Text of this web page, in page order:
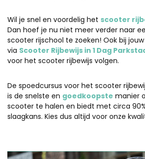
Wil je snel en voordelig het scooter
Dan hoef je nu niet meer verder naar
scooter rijschool te zoeken! Ook bij
via Scooter Rijbewijs in 1 Dag
voor het scooter rijbewijs volgen.
De spoedcursus voor het scooter
is de snelste en goedkoopste manier
scooter te halen en biedt met circa
slaagkans. Kies dus altijd voor onze